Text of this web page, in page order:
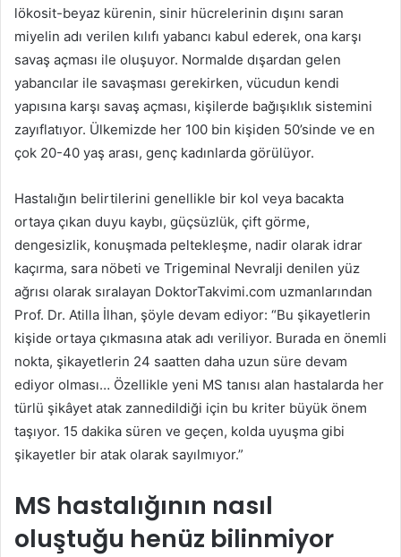
lökosit-beyaz kürenin, sinir hücrelerinin dışını saran
miyelin adı verilen kılıfı yabancı kabul ederek, ona karşı
savaş açması ile oluşuyor. Normalde dışardan gelen
yabancılar ile savaşması gerekirken, vücudun kendi
yapısına karşı savaş açması, kişilerde bağışıklık sistemini
zayıflatıyor. Ülkemizde her 100 bin kişiden 50’sinde ve en
çok 20-40 yaş arası, genç kadınlarda görülüyor.
Hastalığın belirtilerini genellikle bir kol veya bacakta
ortaya çıkan duyu kaybı, güçsüzlük, çift görme,
dengesizlik, konuşmada peltekleşme, nadir olarak idrar
kaçırma, sara nöbeti ve Trigeminal Nevralji denilen yüz
ağrısı olarak sıralayan DoktorTakvimi.com uzmanlarından
Prof. Dr. Atilla İlhan, şöyle devam ediyor: “Bu şikayetlerin
kişide ortaya çıkmasına atak adı veriliyor. Burada en önemli
nokta, şikayetlerin 24 saatten daha uzun süre devam
ediyor olması… Özellikle yeni MS tanısı alan hastalarda her
türlü şikâyet atak zannedildiği için bu kriter büyük önem
taşıyor. 15 dakika süren ve geçen, kolda uyuşma gibi
şikayetler bir atak olarak sayılmıyor.”
MS hastalığının nasıl
oluştuğu henüz bilinmiyor